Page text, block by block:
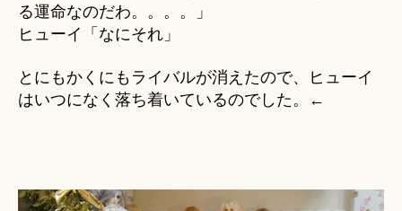
る運命なのだわ。。。。」
ヒューイ「なにそれ」
とにもかくにもライバルが消えたので、ヒューイ
はいつになく落ち着いているのでした。←